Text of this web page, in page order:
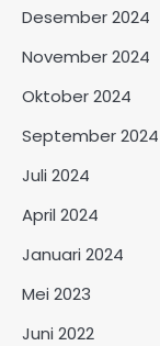
Desember 2024
November 2024
Oktober 2024
September 2024
Juli 2024
April 2024
Januari 2024
Mei 2023
Juni 2022